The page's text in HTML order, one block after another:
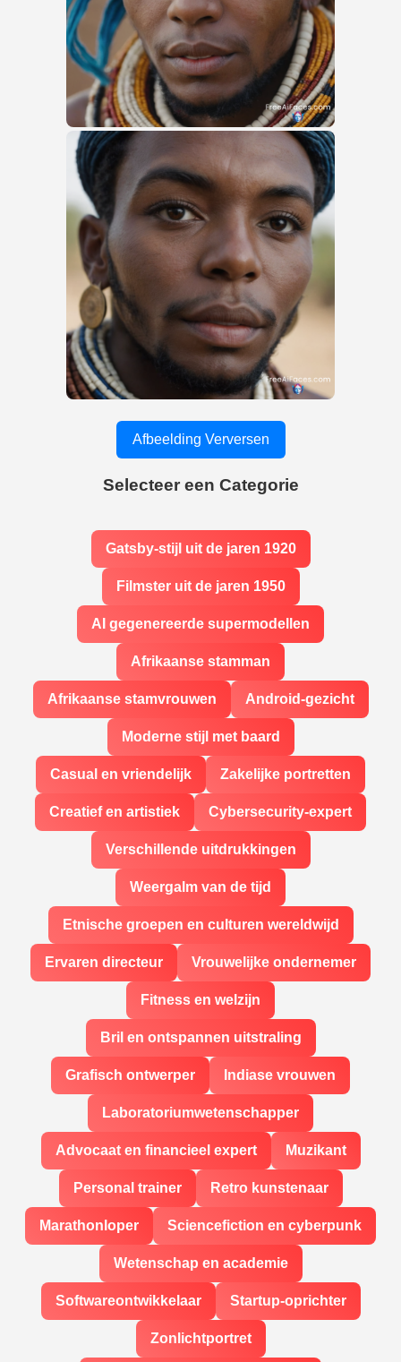
Afbeelding Verversen
Selecteer een Categorie
Gatsby-stijl uit de jaren 1920
Filmster uit de jaren 1950
AI gegenereerde supermodellen
Afrikaanse stamman
Afrikaanse stamvrouwen Android-gezicht
Moderne stijl met baard
Casual en vriendelijk Zakelijke portretten
Creatief en artistiek Cybersecurity-expert
Verschillende uitdrukkingen
Weergalm van de tijd
Etnische groepen en culturen wereldwijd
Ervaren directeur Vrouwelijke ondernemer
Fitness en welzijn
Bril en ontspannen uitstraling
Grafisch ontwerper Indiase vrouwen
Laboratoriumwetenschapper
Advocaat en financieel expert Muzikant
Personal trainer Retro kunstenaar
Marathonloper Sciencefiction en cyberpunk
Wetenschap en academie
Softwareontwikkelaar Startup-oprichter
Zonlichtportret